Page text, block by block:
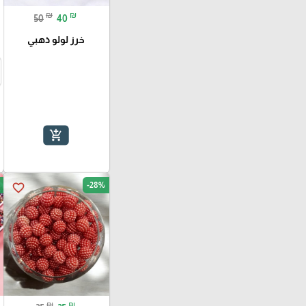
50 ₪ 40 ₪
خرز لولو ذهبي
add_shopping_cart
favorite_border -28%